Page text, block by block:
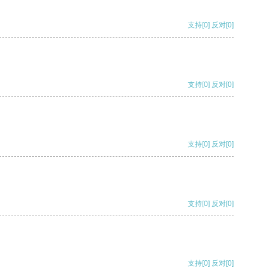
支持[0] 反对[0]
支持[0] 反对[0]
支持[0] 反对[0]
支持[0] 反对[0]
支持[0] 反对[0]